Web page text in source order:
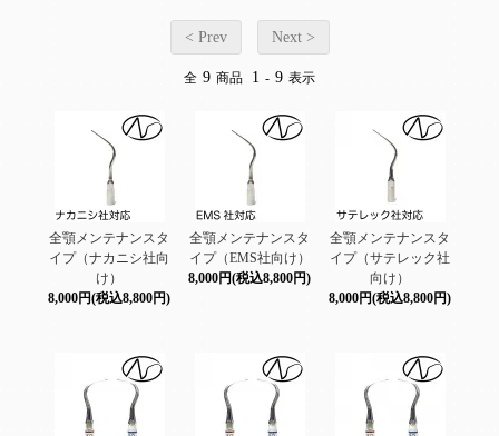
< Prev Next >
全 9 商品 1 - 9 表示
全顎メンテナンスタ
イプ（ナカニシ社向
け）
8,000円(税込8,800円)
全顎メンテナンスタ
イプ（EMS社向け）
8,000円(税込8,800円)
全顎メンテナンスタ
イプ（サテレック社
向け）
8,000円(税込8,800円)